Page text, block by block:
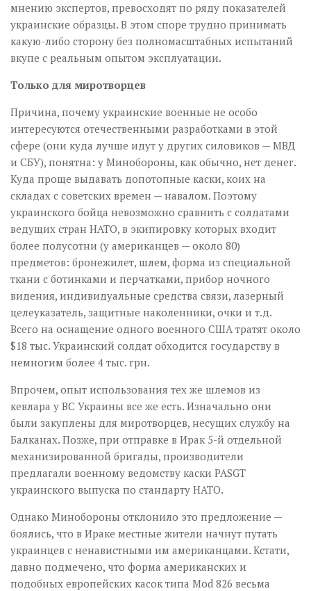
мнению экспертов, превосходят по ряду показателей
украинские образцы. В этом споре трудно принимать
какую-либо сторону без полномасштабных испытаний
вкупе с реальным опытом эксплуатации.
Только для миротворцев
Причина, почему украинские военные не особо
интересуются отечественными разработками в этой
сфере (они куда лучше идут у других силовиков — МВД
и СБУ), понятна: у Мин­обороны, как обычно, нет денег.
Куда проще выдавать допотопные каски, коих на
складах с советских времен — навалом. Поэтому
украинского бойца невозможно сравнить с солдатами
ведущих стран НАТО, в экипировку которых входит
более полусотни (у американцев — около 80)
предметов: бронежилет, шлем, форма из специальной
ткани с ботинками и перчатками, прибор ночного
видения, индивидуальные средства связи, лазерный
целеуказатель, защитные наколенники, очки и т.д.
Всего на оснащение одного военного США тратят около
$18 тыс. Украинский солдат обходится государству в
немногим более 4 тыс. грн.
Впрочем, опыт использования тех же шлемов из
кевлара у ВС Украины все же есть. Изначально они
были закуплены для миротворцев, несущих службу на
Балканах. Позже, при отправке в Ирак 5-й отдельной
механизированной бригады, производители
предлагали военному ведомству каски PASGT
украинского выпуска по стандарту НАТО.
Однако Минобороны отклонило это предложение —
боялись, что в Ираке местные жители начнут путать
украинцев с ненавистными им американцами. Кстати,
давно подмечено, что форма американских и
подобных европейских касок типа Mod 826 весьма